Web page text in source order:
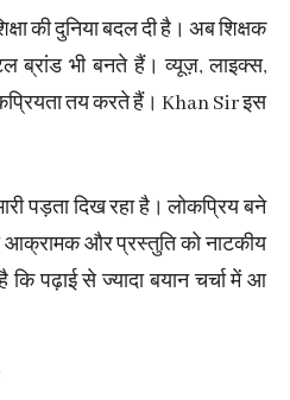
की दुनिया बदल दी है। अब शिक्षक
ब्रांड भी बनते हैं। व्यूज़, लाइक्स,
तय करते हैं। Khan Sir इस
पड़ता दिख रहा है। लोकप्रिय बने
आक्रामक और प्रस्तुति को नाटकीय
कि पढ़ाई से ज्यादा बयान चर्चा में आ